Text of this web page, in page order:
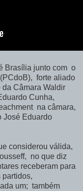
Brasília junto com o
forte aliado
Câmara Waldir
Cunha,
na câmara,
José Eduardo
considerou válida,
no que diz
receberam para
um; também